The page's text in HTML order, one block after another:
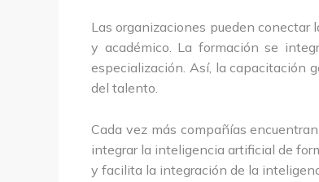
Las organizaciones pueden
y académico. La formación se
especialización. Así, la capacitación
del talento.
Cada vez más compañías
integrar la inteligencia artificial de
y facilita la integración de la